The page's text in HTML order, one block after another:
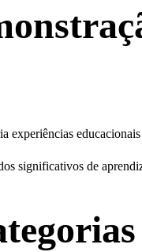
experiências
significativos de